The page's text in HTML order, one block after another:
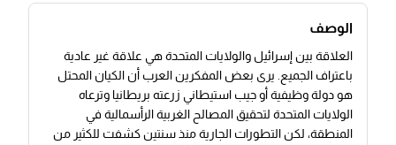
الوصف
العلاقة بين إسرائيل والولايات المتحدة هي علاقة غير عادية
باعتراف الجميع. يرى بعض المفكرين العرب أن الكيان المحتل
هو دولة وظيفية أو جيب استيطاني زرعته بريطانيا وترعاه
الولايات المتحدة لتحقيق المصالح الغربية الرأسمالية في
المنطقة، لكن التطورات الجارية منذ سنتين كشفت للكثير من